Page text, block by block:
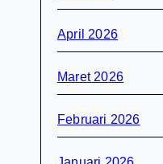
April 2026
Maret 2026
Februari 2026